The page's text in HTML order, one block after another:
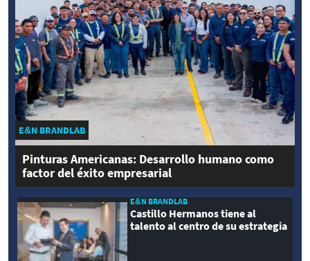
E&N BRANDLAB
Pinturas Americanas: Desarrollo humano como
factor del éxito empresarial
E&N BRANDLAB
Castillo Hermanos tiene al
talento al centro de su estrategia